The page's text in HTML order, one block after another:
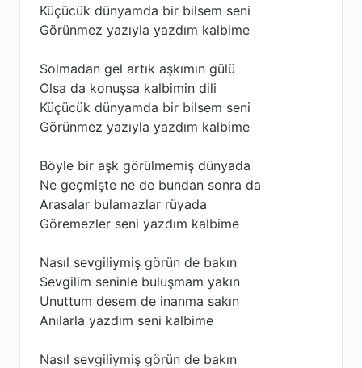
Küçücük dünyamda bir bilsem seni
Görünmez yazıyla yazdım kalbime
Solmadan gel artık aşkımın gülü
Olsa da konuşsa kalbimin dili
Küçücük dünyamda bir bilsem seni
Görünmez yazıyla yazdım kalbime
Böyle bir aşk görülmemiş dünyada
Ne geçmişte ne de bundan sonra da
Arasalar bulamazlar rüyada
Göremezler seni yazdım kalbime
Nasıl sevgiliymiş görün de bakın
Sevgilim seninle buluşmam yakın
Unuttum desem de inanma sakın
Anılarla yazdım seni kalbime
Nasıl sevgiliymiş görün de bakın